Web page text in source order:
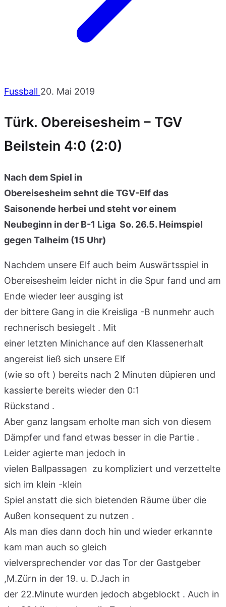
Fussball 20. Mai 2019
Türk. Obereisesheim – TGV
Beilstein 4:0 (2:0)
Nach dem Spiel in
Obereisesheim sehnt die TGV-Elf das
Saisonende herbei und steht vor einem
Neubeginn in der B-1 Liga So. 26.5. Heimspiel
gegen Talheim (15 Uhr)
Nachdem unsere Elf auch beim Auswärtsspiel in
Obereisesheim leider nicht in die Spur fand und am
Ende wieder leer ausging ist
der bittere Gang in die Kreisliga -B nunmehr auch
rechnerisch besiegelt . Mit
einer letzten Minichance auf den Klassenerhalt
angereist ließ sich unsere Elf
(wie so oft ) bereits nach 2 Minuten düpieren und
kassierte bereits wieder den 0:1
Rückstand .
Aber ganz langsam erholte man sich von diesem
Dämpfer und fand etwas besser in die Partie .
Leider agierte man jedoch in
vielen Ballpassagen zu kompliziert und verzettelte
sich im klein -klein
Spiel anstatt die sich bietenden Räume über die
Außen konsequent zu nutzen .
Als man dies dann doch hin und wieder erkannte
kam man auch so gleich
vielversprechender vor das Tor der Gastgeber
,M.Zürn in der 19. u. D.Jach in
der 22.Minute wurden jedoch abgeblockt . Auch in